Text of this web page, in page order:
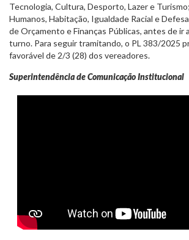
Tecnologia, Cultura, Desporto, Lazer e
Humanos, Habitação, Igualdade Racial e
de Orçamento e Finanças Públicas, antes de ir
turno. Para seguir tramitando, o PL 383/2025
favorável de 2/3 (28) dos vereadores.
Superintendência de Comunicação Institucional